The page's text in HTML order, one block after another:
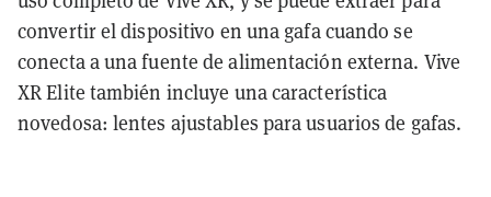
convertir el dispositivo en una gafa cuando se
conecta a una fuente de alimentación externa. Vive
XR Elite también incluye una característica
novedosa: lentes ajustables para usuarios de gafas.